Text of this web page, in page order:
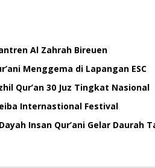
Al Zahrah Bireuen
Menggema di Lapangan ESC
Qur’an 30 Juz Tingkat Nasional
Internastional Festival
Insan Qur’ani Gelar Daurah